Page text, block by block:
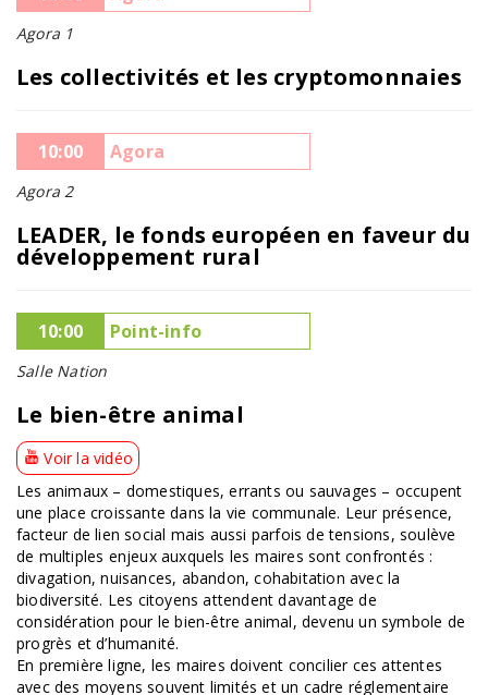
Agora 1
Les collectivités et les cryptomonnaies
10:00 Agora
Agora 2
LEADER, le fonds européen en faveur du
développement rural
10:00 Point-info
Salle Nation
Le bien-être animal
Voir la vidéo
Les animaux – domestiques, errants ou sauvages – occupent
une place croissante dans la vie communale. Leur présence,
facteur de lien social mais aussi parfois de tensions, soulève
de multiples enjeux auxquels les maires sont confrontés :
divagation, nuisances, abandon, cohabitation avec la
biodiversité. Les citoyens attendent davantage de
considération pour le bien-être animal, devenu un symbole de
progrès et d’humanité.
En première ligne, les maires doivent concilier ces attentes
avec des moyens souvent limités et un cadre réglementaire